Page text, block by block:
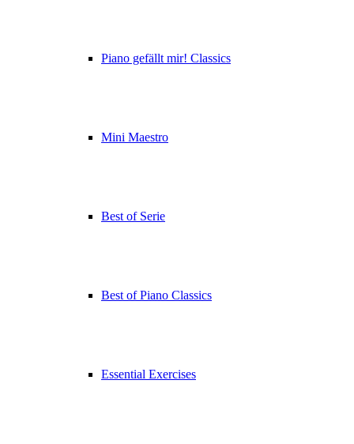
Piano gefällt mir! Classics
Mini Maestro
Best of Serie
Best of Piano Classics
Essential Exercises